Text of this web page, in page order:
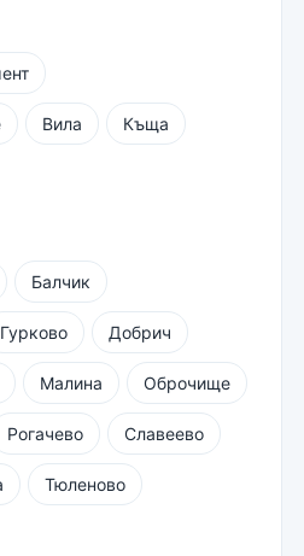
Вила Къща
Балчик
Гурково Добрич
Малина Оброчище
Рогачево Славеево
Тюленово